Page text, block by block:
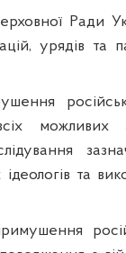
Ради
урядів та
можливих
та